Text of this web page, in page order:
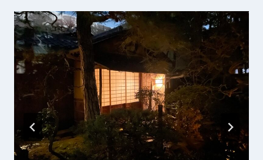
ー
シ
ョ